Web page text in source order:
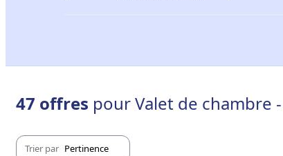
47 offres pour Valet de chambre
Trier par Pertinence